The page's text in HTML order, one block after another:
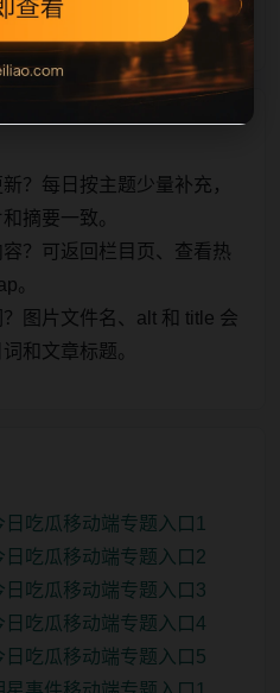
集归类的承接作用。
？每日按主题少量补充，
摘要一致。
？可返回栏目页、查看热
。
图片文件名、alt 和 title 会
和文章标题。
吃瓜移动端专题入口1
吃瓜移动端专题入口2
吃瓜移动端专题入口3
吃瓜移动端专题入口4
吃瓜移动端专题入口5